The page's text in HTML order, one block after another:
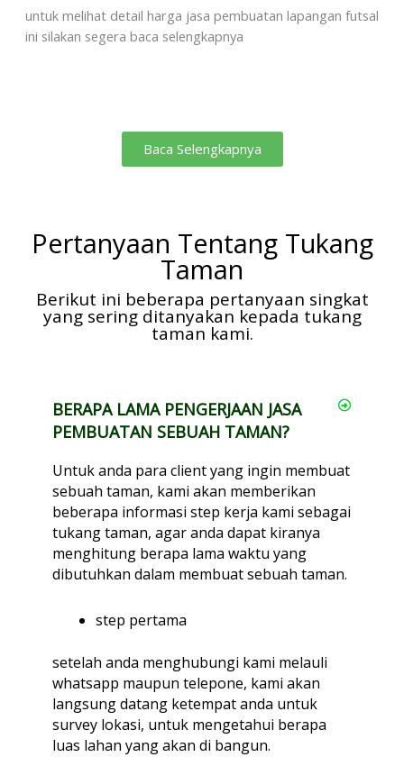
untuk melihat detail harga jasa pembuatan lapangan futsal
ini silakan segera baca selengkapnya
Baca Selengkapnya
Pertanyaan Tentang Tukang
Taman
Berikut ini beberapa pertanyaan singkat
yang sering ditanyakan kepada tukang
taman kami.
BERAPA LAMA PENGERJAAN JASA
PEMBUATAN SEBUAH TAMAN?
Untuk anda para client yang ingin membuat
sebuah taman, kami akan memberikan
beberapa informasi step kerja kami sebagai
tukang taman, agar anda dapat kiranya
menghitung berapa lama waktu yang
dibutuhkan dalam membuat sebuah taman.
step pertama
setelah anda menghubungi kami melauli
whatsapp maupun telepone, kami akan
langsung datang ketempat anda untuk
survey lokasi, untuk mengetahui berapa
luas lahan yang akan di bangun.